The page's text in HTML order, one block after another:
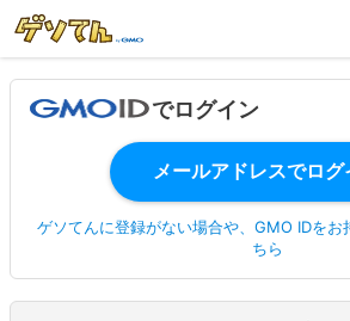
でログイン
ゲソてんに登録がない場合や、GMO IDをお
ちら